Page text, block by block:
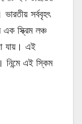
সর্ববৃহৎ
স্ক্রিম লঞ্চ
যায়। এই
এই স্কিম